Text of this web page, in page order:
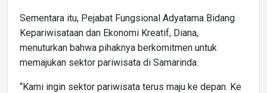
Sementara itu, Pejabat Fungsional Adyatama Bidang
Kepariwisataan dan Ekonomi Kreatif, Diana,
menuturkan bahwa pihaknya berkomitmen untuk
memajukan sektor pariwisata di Samarinda.
“Kami ingin sektor pariwisata terus maju ke depan. Ke